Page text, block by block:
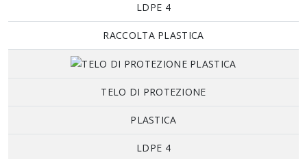
LDPE 4
RACCOLTA PLASTICA
TELO DI PROTEZIONE
PLASTICA
LDPE 4